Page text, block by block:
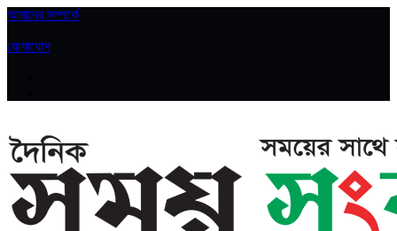
আমাদের সম্পর্কে
যোগাযোগ